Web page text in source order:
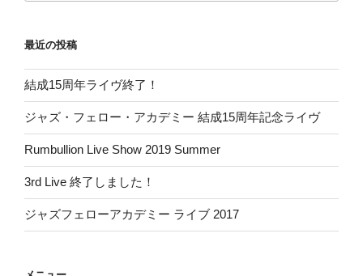
最近の投稿
結成15周年ライヴ終了！
ジャズ・フェロー・アカデミー 結成15周年記念ライヴ
Rumbullion Live Show 2019 Summer
3rd Live 終了しました！
ジャズフェローアカデミー ライブ 2017